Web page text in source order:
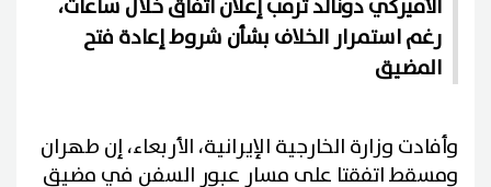
الأميركي دونالد ترمب إعلان اتفاق خلال ساعات،
رغم استمرار الخلاف بشأن شروط إعادة فتح
المضيق
وأفادت وزارة الخارجية الإيرانية، الأربعاء، إن طهران
ومسقط اتفقتا على مسار عبور السفن في مضيق